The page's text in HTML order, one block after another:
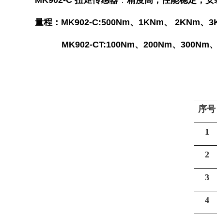
量程：MK902-C:500Nm、1KNm、 2KNm、
MK902-CT:100Nm、200Nm、300Nm
序号
1
2
3
4